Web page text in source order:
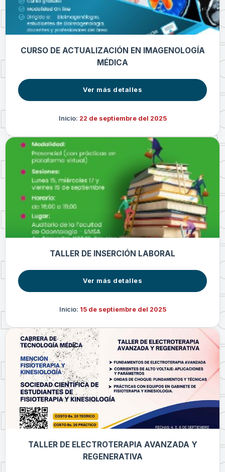
CURSO DE ACTUALIZACIÓN EN IMAGENOLOGÍA
MÉDICA
Ver más detalles
Inicio: 22 de septiembre del 2025
TALLER DE INSERCIÓN LABORAL
Ver más detalles
Inicio: 15 de septiembre del 2025
TALLER DE ELECTROTERAPIA AVANZADA Y
REGENERATIVA